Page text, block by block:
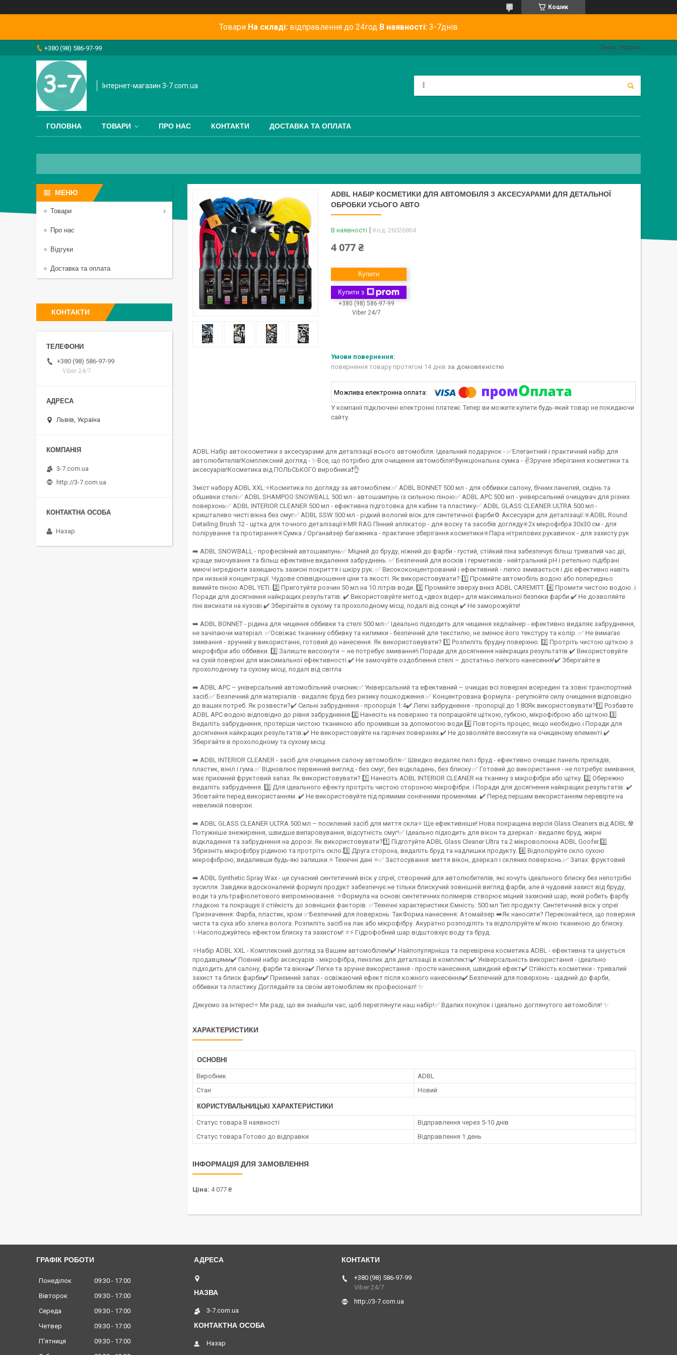
Кошик
Товари На складі: відправлення до 24год В наявності: 3-7днів
+380 (98) 586-97-99 Львів, Україна
Інтернет-магазин 3-7.com.ua
ГОЛОВНА ТОВАРИ ПРО НАС КОНТАКТИ ДОСТАВКА ТА ОПЛАТА
ADBL НАБІР КОСМЕТИКИ ДЛЯ АВТОМОБІЛЯ З АКСЕСУАРАМИ ДЛЯ ДЕТАЛЬНОЇ
ОБРОБКИ УСЬОГО АВТО
В наявності Код: 26026864
4 077 ₴
Купити
Купити з
+380 (98) 586-97-99
Viber 24/7
повернення товару протягом 14 днів за домовленістю
У компанії підключені електронні платежі. Тепер ви можете купити будь-який товар не покидаючи
сайту.
ADBL Набір автокосметики з аксесуарами для деталізації всього автомобіля. Ідеальний подарунок - ✅Елегантний і практичний набір для
автолюбителів!Комплексний догляд - ✨Все, що потрібно для очищення автомобіля!Функціональна сумка - ✌Зручне зберігання косметики та
аксесуарів!Косметика від ПОЛЬСЬКОГО виробника❗️👌
Зміст набору ADBL XXL:⭐️Косметика по догляду за автомобілем:✅ ADBL BONNET 500 мл - для оббивки салону, бічних панелей, сидінь та
обшивки стелі✅ ADBL SHAMPOO SNOWBALL 500 мл - автошампунь із сильною піною✅ ADBL APC 500 мл - універсальний очищувач для різних
поверхонь✅ ADBL INTERIOR CLEANER 500 мл - ефективна підготовка для кабіни та пластику✅ ADBL GLASS CLEANER ULTRA 500 мл -
кришталево чисті вікна без смуг✅ ADBL SSW 500 мл - рідкий вологий віск для синтетичної фарби⚙️ Аксесуари для деталізації:✳️ADBL Round
Detailing Brush 12 - щітка для точного деталізації✳️MR RAG Пінний аплікатор - для воску та засобів догляду✳️2x мікрофібра 30x30 см - для
полірування та протирання✳️Сумка / Органайзер багажника - практичне зберігання косметики✳️Пара нітрилових рукавичок - для захисту рук
➡️ ADBL SNOWBALL - професійний автошампунь✅ Міцний до бруду, ніжний до фарби - густий, стійкий піна забезпечує більш тривалий час дії,
краще змочування та більш ефективне видалення забруднень. ✅ Безпечний для восків і герметиків - нейтральний pH і ретельно підібрані
миючі інгредієнти захищають захисні покриття і шкіру рук. ✅ Висококонцентрований і ефективний - легко змивається і діє ефективно навіть
при низькій концентрації. Чудове співвідношення ціни та якості. Як використовувати? 1️⃣ Промийте автомобіль водою або попередньо
вимийте піною ADBL YETI. 2️⃣ Приготуйте розчин 50 мл на 10 літрів води. 3️⃣ Промийте зверху вниз ADBL CAREMITT. 4️⃣ Промити чистою водою. ℹ️
Поради для досягнення найкращих результатів: ✔️ Використовуйте метод «двох відер» для максимальної безпеки фарби.✔️ Не дозволяйте
піні висихати на кузові.✔️ Зберігайте в сухому та прохолодному місці, подалі від сонця.✔️ Не заморожуйте!
➡️ ADBL BONNET - рідина для чищення оббивки та стелі 500 мл✅ Ідеально підходить для чищення хедлайнер - ефективно видаляє забруднення,
не зачіпаючи матеріал. ✅Освіжає тканинну оббивку та килимки - безпечний для текстилю, не змінює його текстуру та колір. ✅ Не вимагає
змивання - зручний у використанні, готовий до нанесення. Як використовувати? 1️⃣ Розпиліть брудну поверхню. 2️⃣ Протріть чистою щіткою з
мікрофібри або оббивки. 3️⃣ Залиште висохнути – не потребує змивання!ℹ️ Поради для досягнення найкращих результатів:✔️ Використовуйте
на сухій поверхні для максимальної ефективності.✔️ Не замочуйте оздоблення стелі – достатньо легкого нанесення!✔️ Зберігайте в
прохолодному та сухому місці, подалі від світла
➡️ ADBL APC – універсальний автомобільний очисник✅ Універсальний та ефективний – очищає всі поверхні всередині та зовні транспортний
засіб.✅ Безпечний для матеріалів - видаляє бруд без ризику пошкодження.✅ Концентрована формула - регулюйте силу очищення відповідно
до ваших потреб. Як розвести?✔️ Сильні забруднення - пропорція 1:4✔️ Легкі забруднення - пропорції до 1:80Як використовувати?1️⃣ Розбавте
ADBL APC водою відповідно до рівня забруднення.2️⃣ Нанесіть на поверхню та попрацюйте щіткою, губкою, мікрофіброю або щіткою.3️⃣
Видаліть забруднення, протерши чистою тканиною або промивши за допомогою води.4️⃣ Повторіть процес, якщо необхідно.ℹ️ Поради для
досягнення найкращих результатів:✔️ Не використовуйте на гарячих поверхнях.✔️ Не дозволяйте висохнути на очищеному елементі.✔️
Зберігайте в прохолодному та сухому місці.
➡️ ADBL INTERIOR CLEANER - засіб для очищення салону автомобіля✅ Швидко видаляє пил і бруд - ефективно очищає панель приладів,
пластик, вініл і гума.✅ Відновлює первинний вигляд - без смуг, без відкладень, без блиску.✅ Готовий до використання - не потребує змивання,
має приємний фруктовий запах. Як використовувати? 1️⃣ Нанесіть ADBL INTERIOR CLEANER на тканину з мікрофібри або щітку. 2️⃣ Обережно
видаліть забруднення. 3️⃣ Для ідеального ефекту протріть чистою стороною мікрофібри. ℹ️ Поради для досягнення найкращих результатів: ✔️
Збовтайте перед використанням. ✔️ Не використовуйте під прямими сонячними променями. ✔️ Перед першим використанням перевірте на
невеликій поверхні.
➡️ ADBL GLASS CLEANER ULTRA 500 мл – посилений засіб для миття скла⭐ Ще ефективніше! Нова покращена версія Glass Cleaners від ADBL.☢️
Потужніше знежирення, швидше випаровування, відсутність смуг!✅ Ідеально підходить для вікон та дзеркал - видаляє бруд, жирні
відкладення та забруднення на дорозі. Як використовувати?1️⃣ Підготуйте ADBL Glass Cleaner Ultra та 2 мікроволокна ADBL Goofer.2️⃣
Збризніть мікрофібру рідиною та протріть скло.3️⃣ Друга сторона, видаліть бруд та надлишки продукту. 4️⃣ Відполіруйте скло сухою
мікрофіброю, видаливши будь-які залишки.⭐ Технічні дані ⭐✅ Застосування: миття вікон, дзеркал і скляних поверхонь.✅ Запах: фруктовий
➡️ ADBL Synthetic Spray Wax - це сучасний синтетичний віск у спреї, створений для автолюбителів, які хочуть ідеального блиску без непотрібні
зусилля. Завдяки вдосконаленій формулі продукт забезпечує не тільки блискучий зовнішній вигляд фарби, але й чудовий захист від бруду,
води та ультрафіолетового випромінювання. ⭐️Формула на основі синтетичних полімерів створює міцний захисний шар, який робить фарбу
гладкою та покращує її стійкість до зовнішніх факторів. ✅Технічні характеристики:Ємність: 500 мл Тип продукту: Синтетичний віск у спреї
Призначення: Фарба, пластик, хром ✅Безпечний для поверхонь: ТакФорма нанесення: Атомайзер ➡️Як наносити? Переконайтеся, що поверхня
чиста та суха або злегка волога. Розпиліть засіб на лак або мікрофібру. Акуратно розподіліть та відполіруйте м’якою тканиною до блиску.
✨Насолоджуйтесь ефектом блиску та захистом! ⭐️⚡️ Гідрофобний шар відштовхує воду та бруд.
⭐️Набір ADBL XXL - Комплексний догляд за Вашим автомобілем!✔️ Найпопулярніша та перевірена косметика ADBL - ефективна та цінується
продавцями✔️ Повний набір аксесуарів - мікрофібра, пензлик для деталізації в комплекті✔️ Універсальність використання - ідеально
підходить для салону, фарби та вікна✔️ Легке та зручне використання - просте нанесення, швидкий ефект✔️ Стійкість косметики - тривалий
захист та блиск фарби✔️ Приємний запах - освіжаючий ефект після кожного нанесення✔️ Безпечний для поверхонь - щадний до фарби,
оббивки та пластику Доглядайте за своїм автомобілем як професіонал! ✨
Дякуємо за інтерес!⭐ Ми раді, що ви знайшли час, щоб переглянути наш набір!✅ Вдалих покупок і ідеально доглянутого автомобіля! ✨
ХАРАКТЕРИСТИКИ
ОСНОВНІ
Виробник
ADBL
Стан
Новий
КОРИСТУВАЛЬНИЦЬКІ ХАРАКТЕРИСТИКИ
Статус товара В наявності
Відправлення через 5-10 днів
Статус товара Готово до відправки
Відправлення 1 день
ІНФОРМАЦІЯ ДЛЯ ЗАМОВЛЕННЯ
Ціна: 4 077 ₴
Товари
Про нас
Відгуки
Доставка та оплата
КОНТАКТИ
+380 (98) 586-97-99
Viber 24/7
Львів, Україна
3-7.com.ua
http://3-7.com.ua
Назар
ГРАФІК РОБОТИ
Понеділок 09:30
17:00
Вівторок
09:30
17:00
Середа
09:30
17:00
Четвер
09:30
17:00
Пʼятниця
09:30
17:00
3-7.com.ua
Назар
+380 (98) 586-97-99
Viber 24/7
http://3-7.com.ua